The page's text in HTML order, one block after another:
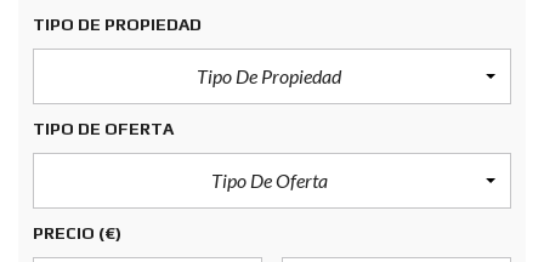
TIPO DE PROPIEDAD
Tipo De Propiedad
TIPO DE OFERTA
Tipo De Oferta
PRECIO (€)